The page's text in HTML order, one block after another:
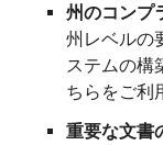
州のコンプ
州レベルの
ステムの構
ちらをご利
重要な文書